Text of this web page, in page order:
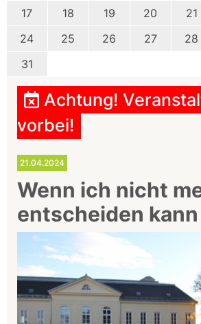
17
18 19 20 21
24
25 26 27 28
31
Achtung!
vorbei!
21.04.2024
Wenn ich nicht
entscheiden kann